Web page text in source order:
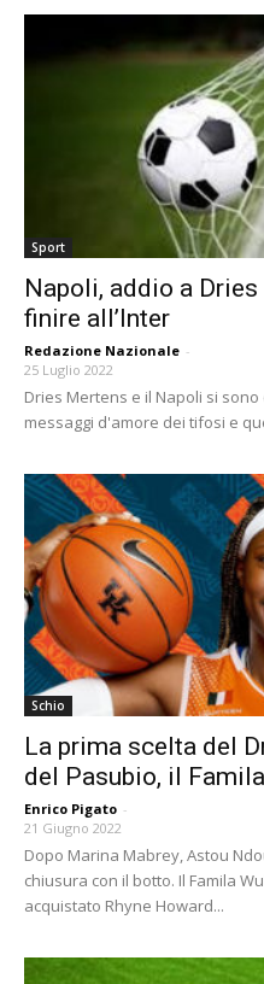
Sport
Napoli, addio a
finire all’Inter
Redazione Nazionale -
25 Luglio 2022
Dries Mertens e il Napoli si
messaggi d'amore dei tifosi e
Schio
La prima scelta del
del Pasubio, il
Enrico Pigato -
21 Giugno 2022
Dopo Marina Mabrey, Astou
chiusura con il botto. Il Famila
acquistato Rhyne Howard...